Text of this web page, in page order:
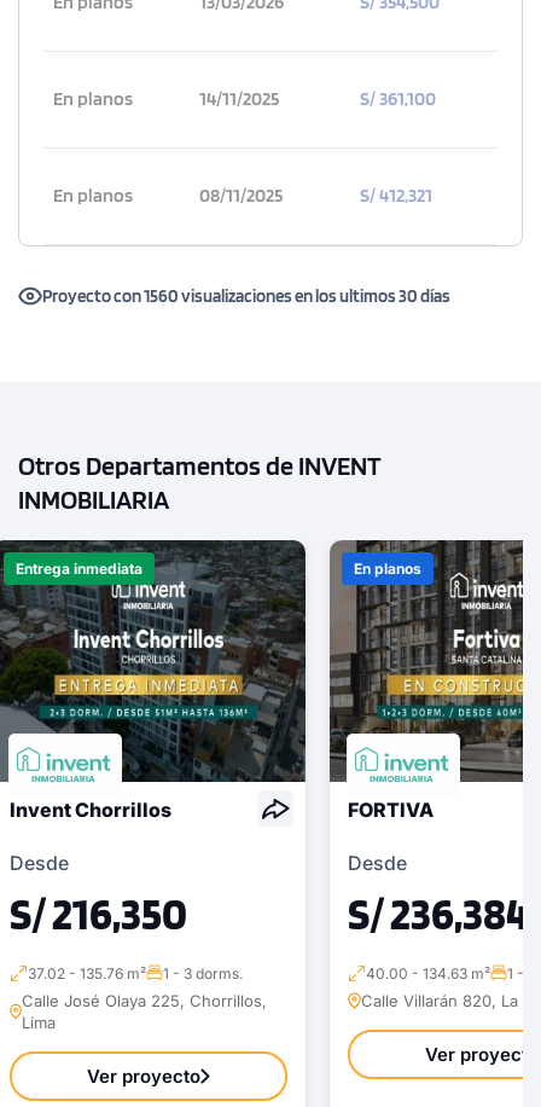
En planos 14/11/2025 S/ 361,100
En planos 08/11/2025 S/ 412,321
Proyecto con 1560 visualizaciones en los ultimos 30 días
Otros Departamentos de INVENT
INMOBILIARIA
Entrega inmediata
Invent Chorrillos
Desde
S/ 216,350
37.02 - 135.76 m² 1 - 3 dorms.
Calle José Olaya 225, Chorrillos,
Lima
Ver proyecto
En planos
FORTIVA
Desde
S/ 236,384
40.00 - 134.63 m² 1 - 4
Calle Villarán 820, La
Ver proyecto